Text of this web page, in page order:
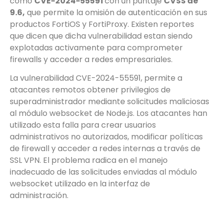
9.6, que permite la omisión de autenticación en sus
productos FortiOS y FortiProxy. Existen reportes
que dicen que dicha vulnerabilidad estan siendo
explotadas activamente para comprometer
firewalls y acceder a redes empresariales.
La vulnerabilidad CVE-2024-55591, permite a
atacantes remotos obtener privilegios de
superadministrador mediante solicitudes maliciosas
al módulo websocket de Node.js. Los atacantes han
utilizado esta falla para crear usuarios
administrativos no autorizados, modificar políticas
de firewall y acceder a redes internas a través de
SSL VPN. El problema radica en el manejo
inadecuado de las solicitudes enviadas al módulo
websocket utilizado en la interfaz de
administración.